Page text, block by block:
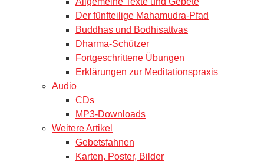
Der fünfteilige Mahamudra-Pfad
Buddhas und Bodhisattvas
Dharma-Schützer
Fortgeschrittene Übungen
Erklärungen zur Meditationspraxis
Audio
CDs
MP3-Downloads
Weitere Artikel
Gebetsfahnen
Karten, Poster, Bilder